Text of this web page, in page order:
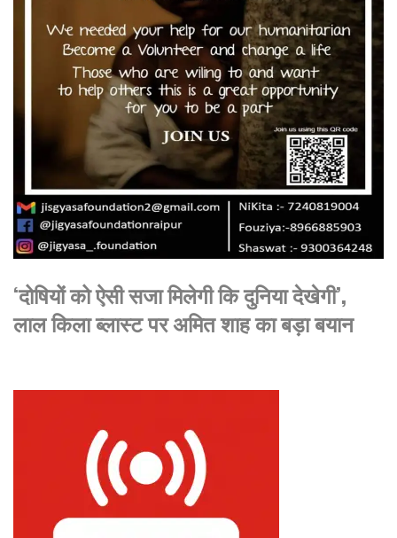
‘दोषियों को ऐसी सजा मिलेगी कि दुनिया देखेगी’,
लाल किला ब्लास्ट पर अमित शाह का बड़ा बयान